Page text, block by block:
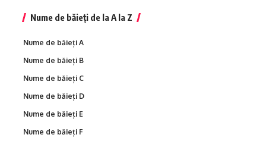
Nume de băieți de la A la Z
Nume de băieți A
Nume de băieți B
Nume de băieți C
Nume de băieți D
Nume de băieți E
Nume de băieți F